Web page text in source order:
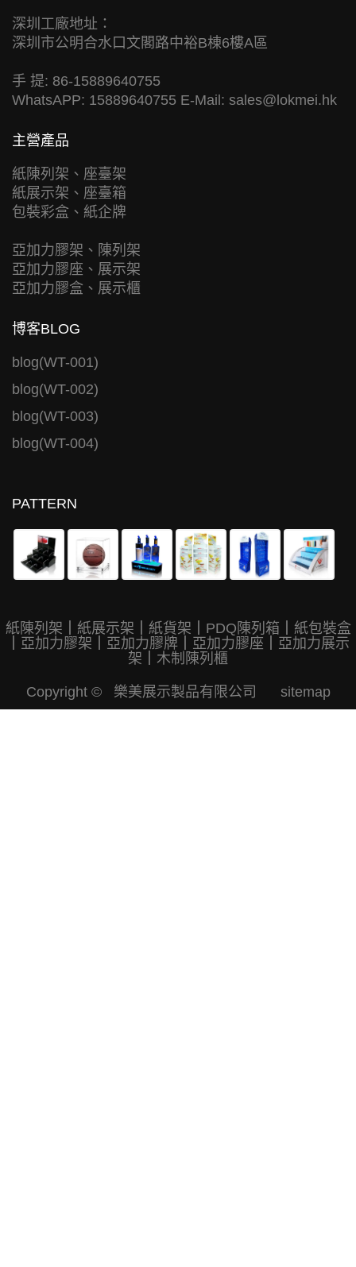
深圳工廠地址：
深圳市公明合水口文閣路中裕B棟6樓A區
手 提: 86-15889640755
WhatsAPP: 15889640755 E-Mail: sales@lokmei.hk
主營產品
紙陳列架、座臺架
紙展示架、座臺箱
包裝彩盒、紙企牌
亞加力膠架、陳列架
亞加力膠座、展示架
亞加力膠盒、展示櫃
博客BLOG
blog(WT-001)
blog(WT-002)
blog(WT-003)
blog(WT-004)
PATTERN
紙陳列架 紙展示架 紙貨架 PDQ陳列箱
紙包裝盒
亞加力膠架 亞加力膠牌 亞加力膠座
亞加力展示
架
木制陳列櫃
Copyright © 樂美展示製品有限公司 sitemap